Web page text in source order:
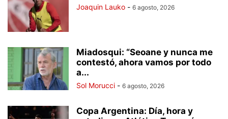
Joaquin Lauko - 6 agosto, 2026
Miadosqui: “Seoane y nunca me
contestó, ahora vamos por todo
a...
Sol Morucci - 6 agosto, 2026
Copa Argentina: Día, hora y